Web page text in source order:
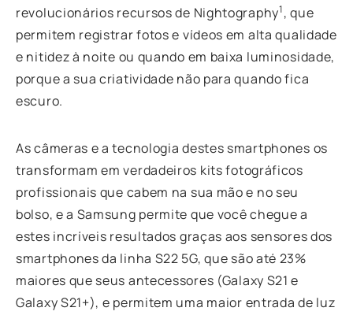
revolucionários recursos de Nightography1, que
permitem registrar fotos e vídeos em alta qualidade
e nitidez à noite ou quando em baixa luminosidade,
porque a sua criatividade não para quando fica
escuro.
As câmeras e a tecnologia destes smartphones os
transformam em verdadeiros kits fotográficos
profissionais que cabem na sua mão e no seu
bolso, e a Samsung permite que você chegue a
estes incríveis resultados graças aos sensores dos
smartphones da linha S22 5G, que são até 23%
maiores que seus antecessores (Galaxy S21 e
Galaxy S21+), e permitem uma maior entrada de luz